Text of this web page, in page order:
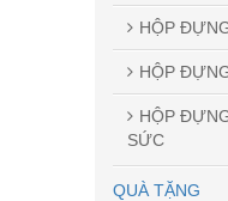
HỘP
HỘP
HỘP
SỨC
QUÀ TẶNG